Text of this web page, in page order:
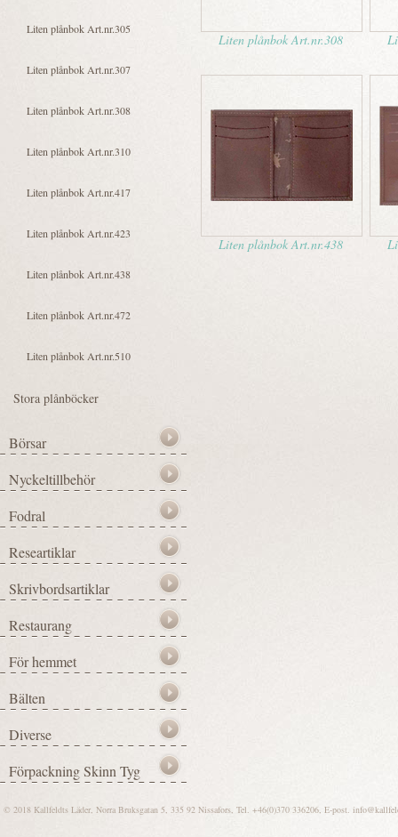
Liten plånbok Art.nr.308
Liten plånbok Art.nr.438
© 2018 Kallfeldts Läder, Norra Bruksgatan 5, 335 92 Nissafors, Tel. +46(0)370 336206, E-post.